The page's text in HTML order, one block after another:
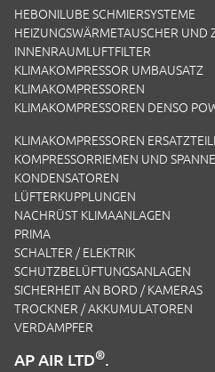
HEBONILUBE SCHMIERSYSTEME
HEIZUNGSWÄRMETAUSCHER UND
INNENRAUMLUFTFILTER
KLIMAKOMPRESSOR UMBAUSATZ
KLIMAKOMPRESSOREN
KLIMAKOMPRESSOREN DENSO
KLIMAKOMPRESSOREN
KOMPRESSORRIEMEN UND
KONDENSATOREN
LÜFTERKUPPLUNGEN
NACHRÜST KLIMAANLAGEN
PRIMA
SCHALTER / ELEKTRIK
SCHUTZBELÜFTUNGSANLAGEN
SICHERHEIT AN BORD / KAMERAS
TROCKNER / AKKUMULATOREN
VERDAMPFER
AP AIR LTD®.